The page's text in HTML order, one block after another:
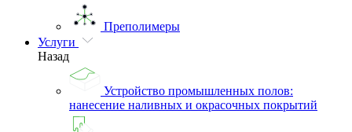
Преполимеры
Услуги
Назад
Устройство промышленных полов:
нанесение наливных и окрасочных покрытий